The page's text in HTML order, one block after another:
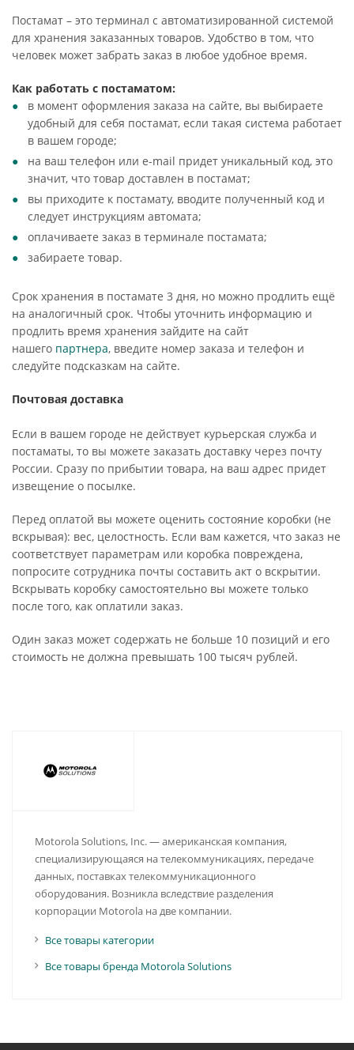
Постамат – это терминал с автоматизированной системой
для хранения заказанных товаров. Удобство в том, что
человек может забрать заказ в любое удобное время.
Как работать с постаматом:
в момент оформления заказа на сайте, вы выбираете
удобный для себя постамат, если такая система работает
в вашем городе;
на ваш телефон или e-mail придет уникальный код, это
значит, что товар доставлен в постамат;
вы приходите к постамату, вводите полученный код и
следует инструкциям автомата;
оплачиваете заказ в терминале постамата;
забираете товар.
Срок хранения в постамате 3 дня, но можно продлить ещё
на аналогичный срок. Чтобы уточнить информацию и
продлить время хранения зайдите на сайт
нашего партнера, введите номер заказа и телефон и
следуйте подсказкам на сайте.
Почтовая доставка
Если в вашем городе не действует курьерская служба и
постаматы, то вы можете заказать доставку через почту
России. Сразу по прибытии товара, на ваш адрес придет
извещение о посылке.
Перед оплатой вы можете оценить состояние коробки (не
вскрывая): вес, целостность. Если вам кажется, что заказ не
соответствует параметрам или коробка повреждена,
попросите сотрудника почты составить акт о вскрытии.
Вскрывать коробку самостоятельно вы можете только
после того, как оплатили заказ.
Один заказ может содержать не больше 10 позиций и его
стоимость не должна превышать 100 тысяч рублей.
Motorola Solutions, Inc. — американская компания,
специализирующаяся на телекоммуникациях, передаче
данных, поставках телекоммуникационного
оборудования. Возникла вследствие разделения
корпорации Motorola на две компании.
Все товары категории
Все товары бренда Motorola Solutions